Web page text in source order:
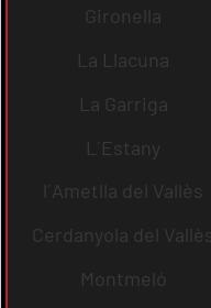
Gironella
La Llacuna
La Garriga
L´Estany
l´Ametlla del Vallès
Cerdanyola del Vallès
Montmeló